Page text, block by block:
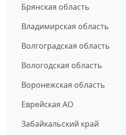
Брянская область
Владимирская область
Волгоградская область
Вологодская область
Воронежская область
Еврейская АО
Забайкальский край